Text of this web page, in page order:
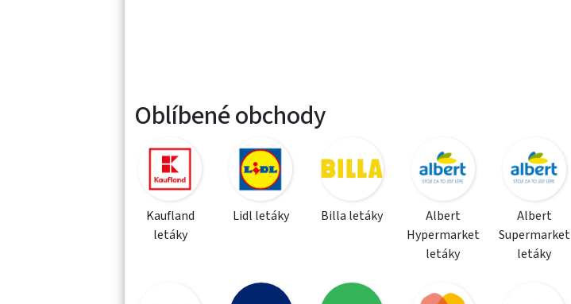
Oblíbené obchody
Kaufland
letáky
Lidl letáky Billa letáky
Albert
Hypermarket
letáky
Albert
Supermarket
letáky